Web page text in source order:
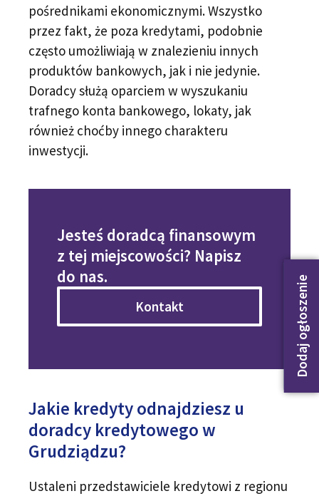
Dodaj ogłoszenie
pośrednikami ekonomicznymi. Wszystko
przez fakt, że poza kredytami, podobnie
często umożliwiają w znalezieniu innych
produktów bankowych, jak i nie jedynie.
Doradcy służą oparciem w wyszukaniu
trafnego konta bankowego, lokaty, jak
również choćby innego charakteru
inwestycji.
Jesteś doradcą finansowym
z tej miejscowości? Napisz
do nas.
Kontakt
Jakie kredyty odnajdziesz u
doradcy kredytowego w
Grudziądzu?
Ustaleni przedstawiciele kredytowi z regionu